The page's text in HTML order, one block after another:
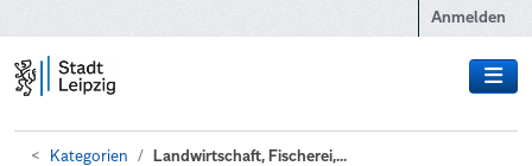
Anmelden
Kategorien Landwirtschaft, Fischerei,...